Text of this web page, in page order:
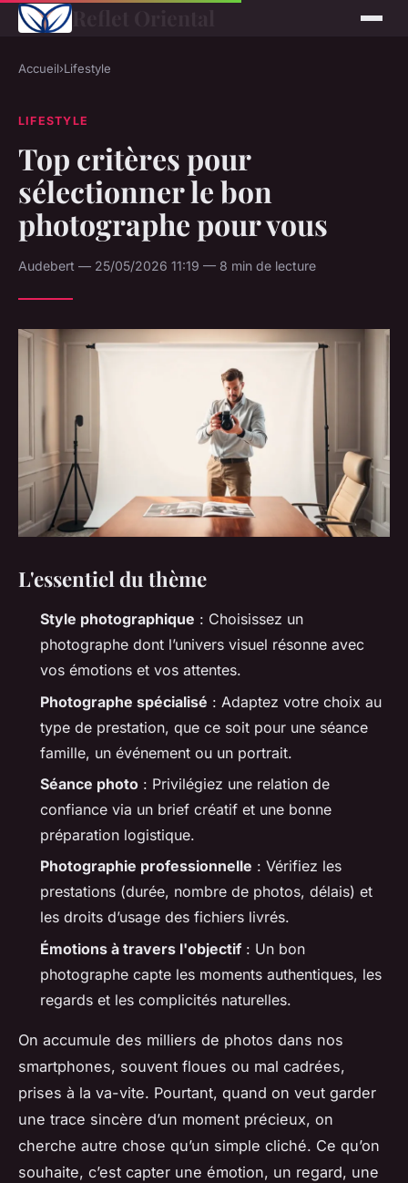
Reflet Oriental
Accueil›Lifestyle
LIFESTYLE
Top critères pour
sélectionner le bon
photographe pour vous
Audebert — 25/05/2026 11:19 — 8 min de lecture
L'essentiel du thème
Style photographique : Choisissez un
photographe dont l’univers visuel résonne avec
vos émotions et vos attentes.
Photographe spécialisé : Adaptez votre choix au
type de prestation, que ce soit pour une séance
famille, un événement ou un portrait.
Séance photo : Privilégiez une relation de
confiance via un brief créatif et une bonne
préparation logistique.
Photographie professionnelle : Vérifiez les
prestations (durée, nombre de photos, délais) et
les droits d’usage des fichiers livrés.
Émotions à travers l'objectif : Un bon
photographe capte les moments authentiques, les
regards et les complicités naturelles.
On accumule des milliers de photos dans nos
smartphones, souvent floues ou mal cadrées,
prises à la va-vite. Pourtant, quand on veut garder
une trace sincère d’un moment précieux, on
cherche autre chose qu’un simple cliché. Ce qu’on
souhaite, c’est capter une émotion, un regard, une